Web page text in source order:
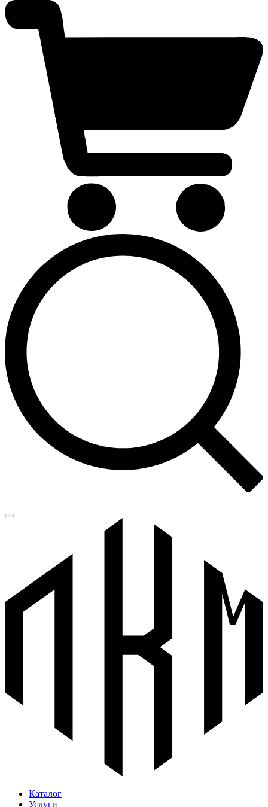
Каталог
Услуги